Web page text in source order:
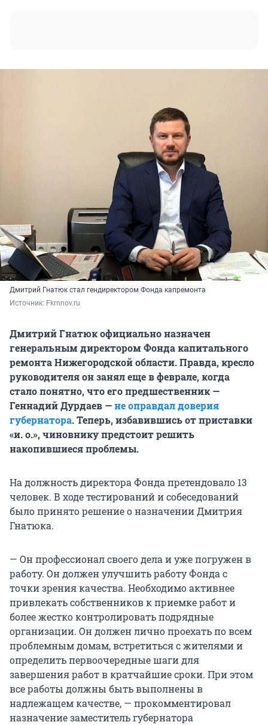
Дмитрий Гнатюк стал гендиректором Фонда капремонта
Источник: Fkrnnov.ru
Дмитрий Гнатюк официально назначен
генеральным директором Фонда капитального
ремонта Нижегородской области. Правда, кресло
руководителя он занял еще в феврале, когда
стало понятно, что его предшественник —
Геннадий Дурдаев —не оправдал доверия
губернатора. Теперь, избавившись от приставки
«и. о.», чиновнику предстоит решить
накопившиеся проблемы.
На должность директора Фонда претендовало 13
человек. В ходе тестирований и собеседований
было принято решение о назначении Дмитрия
Гнатюка.
— Он профессионал своего дела и уже погружен в
работу. Он должен улучшить работу Фонда с
точки зрения качества. Необходимо активнее
привлекать собственников к приемке работ и
более жестко контролировать подрядные
организации. Он должен лично проехать по всем
проблемным домам, встретиться с жителями и
определить первоочередные шаги для
завершения работ в кратчайшие сроки. При этом
все работы должны быть выполнены в
надлежащем качестве, — прокомментировал
назначение заместитель губернатора